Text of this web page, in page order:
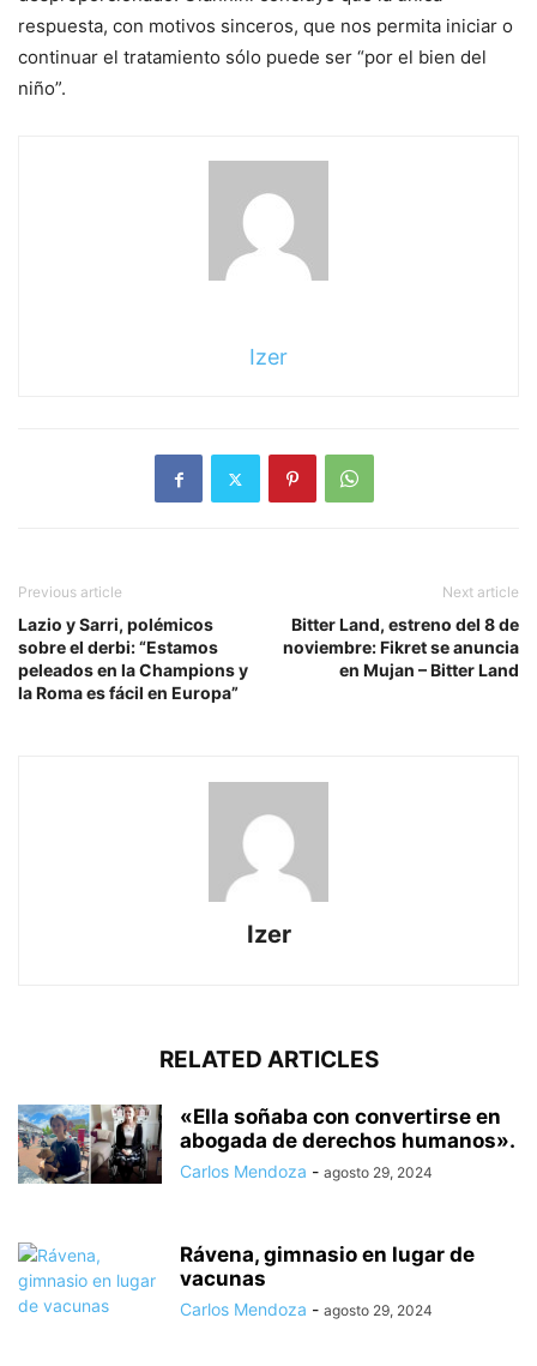
respuesta, con motivos sinceros, que nos permita iniciar o
continuar el tratamiento sólo puede ser “por el bien del
niño”.
Izer
Previous article
Lazio y Sarri, polémicos
sobre el derbi: “Estamos
peleados en la Champions y
la Roma es fácil en Europa”
Next article
Bitter Land, estreno del 8 de
noviembre: Fikret se anuncia
en Mujan – Bitter Land
Izer
RELATED ARTICLES
«Ella soñaba con convertirse en
abogada de derechos humanos».
Carlos Mendoza - agosto 29, 2024
Rávena, gimnasio en lugar de
vacunas
Carlos Mendoza - agosto 29, 2024